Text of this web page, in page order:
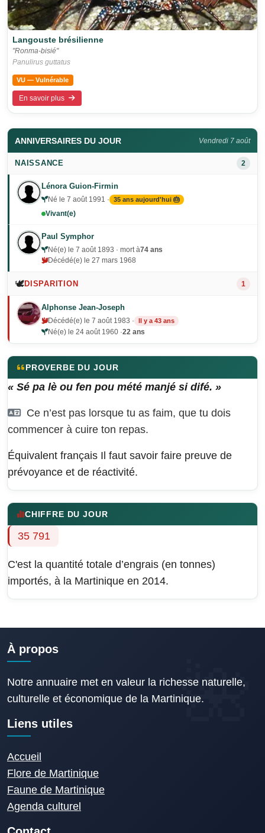
Langouste brésilienne
"Ronma-bisié"
Panulirus guttatus
VU — Vulnérable
En savoir plus
ANNIVERSAIRES DU JOUR Vendredi 7 août
NAISSANCE 2
Lénora Guion-Firmin
Né le 7 août 1991 · 35 ans aujourd'hui 🎂
Vivant(e)
Paul Symphor
Né(e) le 7 août 1893 · mort à74 ans
Décédé(e) le 27 mars 1968
🕊️DISPARITION 1
Alphonse Jean-Joseph
Décédé(e) le 7 août 1983 · Il y a 43 ans
Né(e) le 24 août 1960 ·22 ans
PROVERBE DU JOUR
« Sé pa lè ou fen pou mété manjé si difé. »
Ce n’est pas lorsque tu as faim, que tu dois
commencer à cuire ton repas.
Équivalent français Il faut savoir faire preuve de
prévoyance et de réactivité.
CHIFFRE DU JOUR
35 791
C'est la quantité totale d’engrais (en tonnes)
importés, à la Martinique en 2014.
À propos
Notre annuaire met en valeur la richesse naturelle,
culturelle et économique de la Martinique.
Liens utiles
Accueil
Flore de Martinique
Faune de Martinique
Agenda culturel